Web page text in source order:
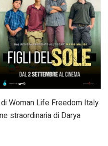
Woman Life Freedom Italy
straordinaria di Darya